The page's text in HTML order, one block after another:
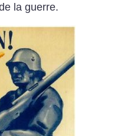
la guerre.